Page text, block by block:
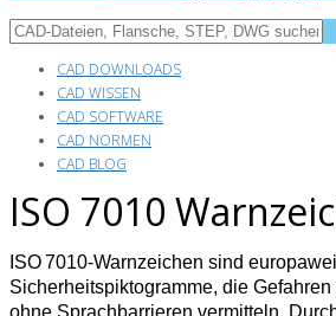
CAD DOWNLOADS
CAD WISSEN
CAD SOFTWARE
CAD NORMEN
CAD BLOG
ISO 7010
ISO 7010‑Warnzeichen sind
Sicherheits­piktogramme, die
ohne Sprachbarrieren vermitteln.